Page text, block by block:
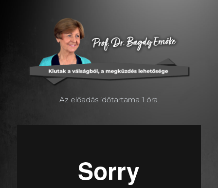
Az előadás időtartama 1 óra.